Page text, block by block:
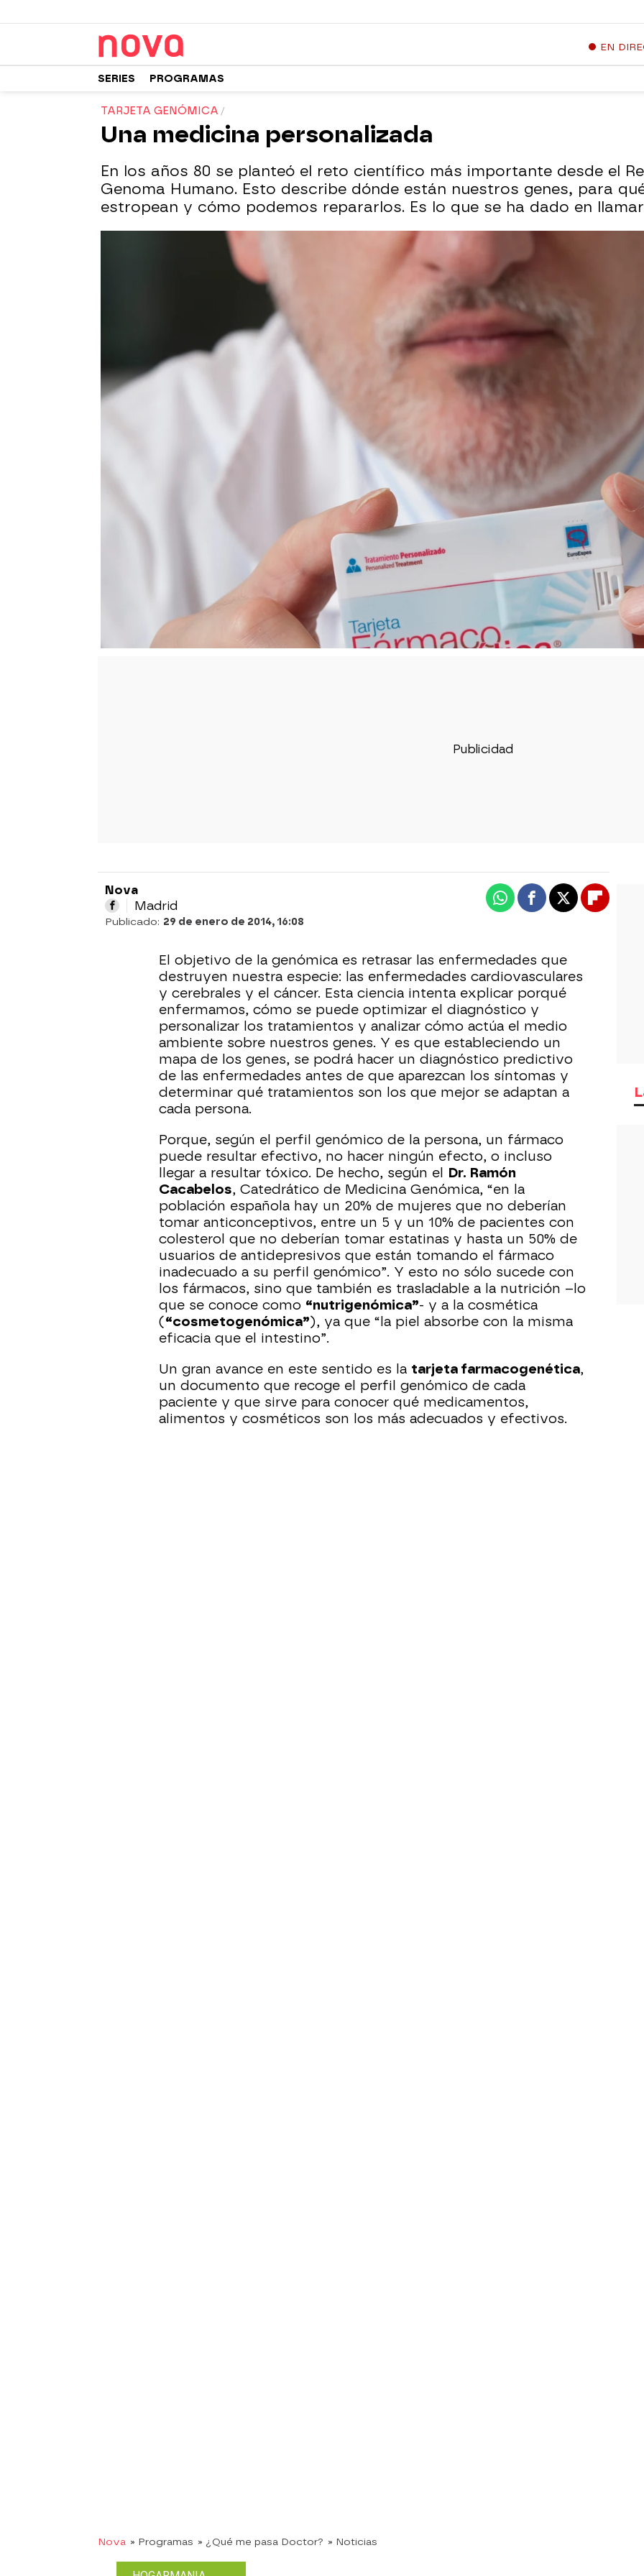
EN
SERIES PROGRAMAS
TARJETA GENÓMICA
Una medicina personalizada
En los años 80 se planteó el reto científico más importante desde el
Genoma Humano. Esto describe dónde están nuestros genes, para
estropean y cómo podemos repararlos. Es lo que se ha dado en
Nova
Madrid
Publicado: 29 de enero de 2014, 16:08
WhatsappFacebook
X
El objetivo de la genómica es retrasar las enfermedades que
destruyen nuestra especie: las enfermedades cardiovasculares
y cerebrales y el cáncer. Esta ciencia intenta explicar porqué
enfermamos, cómo se puede optimizar el diagnóstico y
personalizar los tratamientos y analizar cómo actúa el medio
ambiente sobre nuestros genes. Y es que estableciendo un
mapa de los genes, se podrá hacer un diagnóstico predictivo
de las enfermedades antes de que aparezcan los síntomas y
determinar qué tratamientos son los que mejor se adaptan a
cada persona.
Porque, según el perfil genómico de la persona, un fármaco
puede resultar efectivo, no hacer ningún efecto, o incluso
llegar a resultar tóxico. De hecho, según el Dr. Ramón
Cacabelos, Catedrático de Medicina Genómica, “en la
población española hay un 20% de mujeres que no deberían
tomar anticonceptivos, entre un 5 y un 10% de pacientes con
colesterol que no deberían tomar estatinas y hasta un 50% de
usuarios de antidepresivos que están tomando el fármaco
inadecuado a su perfil genómico”. Y esto no sólo sucede con
los fármacos, sino que también es trasladable a la nutrición –lo
que se conoce como “nutrigenómica”- y a la cosmética
(“cosmetogenómica”), ya que “la piel absorbe con la misma
eficacia que el intestino”.
Un gran avance en este sentido es la tarjeta farmacogenética,
un documento que recoge el perfil genómico de cada
paciente y que sirve para conocer qué medicamentos,
alimentos y cosméticos son los más adecuados y efectivos.
Nova » Programas » ¿Qué me pasa Doctor? » Noticias